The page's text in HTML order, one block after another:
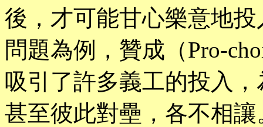
後，才可能甘心樂意地
問題為例，贊成（Pro-
吸引了許多義工的投入
甚至彼此對壘，各不相讓